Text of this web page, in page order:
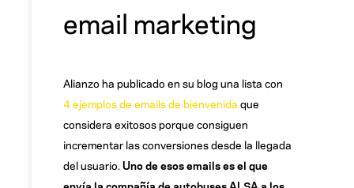
email marketing
Alianzo ha publicado en su blog una lista con
4 ejemplos de emails de bienvenida que
considera exitosos porque consiguen
incrementar las conversiones desde la llegada
del usuario.Uno de esos emails es el que